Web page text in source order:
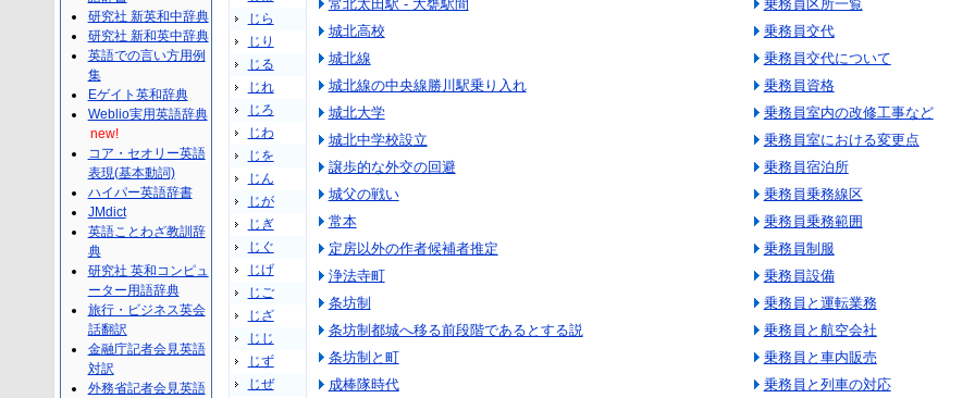
じら
じり
じる
じれ
じろ
じわ
じを
じん
じが
じぎ
じぐ
じげ
じご
じざ
じじ
じず
じぜ
常北太田駅 - 大甕駅間
城北高校
城北線
城北線の中央線勝川駅乗り入れ
城北大学
城北中学校設立
譲歩的な外交の回避
城父の戦い
常本
定房以外の作者候補者推定
浄法寺町
条坊制
条坊制都城へ移る前段階であるとする説
条坊制と町
成棒隊時代
乗務員区所一覧
乗務員交代
乗務員交代について
乗務員資格
乗務員室内の改修工事など
乗務員室における変更点
乗務員宿泊所
乗務員乗務線区
乗務員乗務範囲
乗務員制服
乗務員設備
乗務員と運転業務
乗務員と航空会社
乗務員と車内販売
乗務員と列車の対応
研究社 新英和中辞典
研究社 新和英中辞典
英語での言い方用例
集
Eゲイト英和辞典
Weblio実用英語辞典
new!
コア・セオリー英語
表現(基本動詞)
ハイパー英語辞書
JMdict
英語ことわざ教訓辞
典
研究社 英和コンピュ
ーター用語辞典
旅行・ビジネス英会
話翻訳
金融庁記者会見英語
対訳
外務省記者会見英語